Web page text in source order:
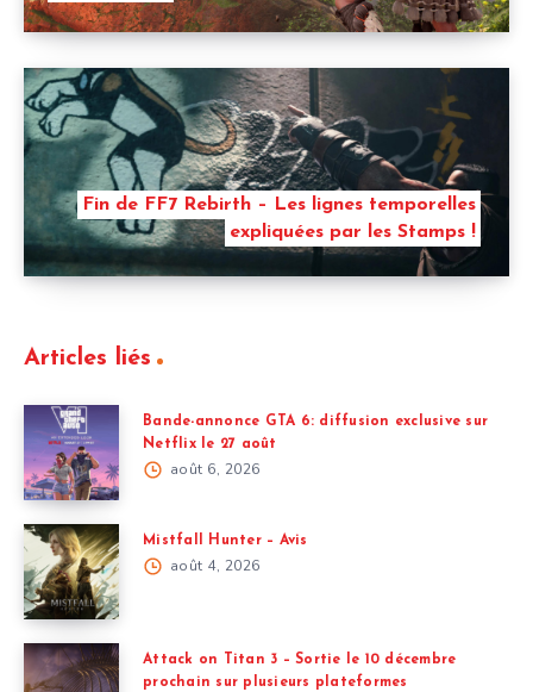
Fin de FF7 Rebirth – Les lignes temporelles
expliquées par les Stamps !
Articles liés
Bande-annonce GTA 6: diffusion exclusive sur
Netflix le 27 août
août 6, 2026
Mistfall Hunter – Avis
août 4, 2026
Attack on Titan 3 – Sortie le 10 décembre
prochain sur plusieurs plateformes